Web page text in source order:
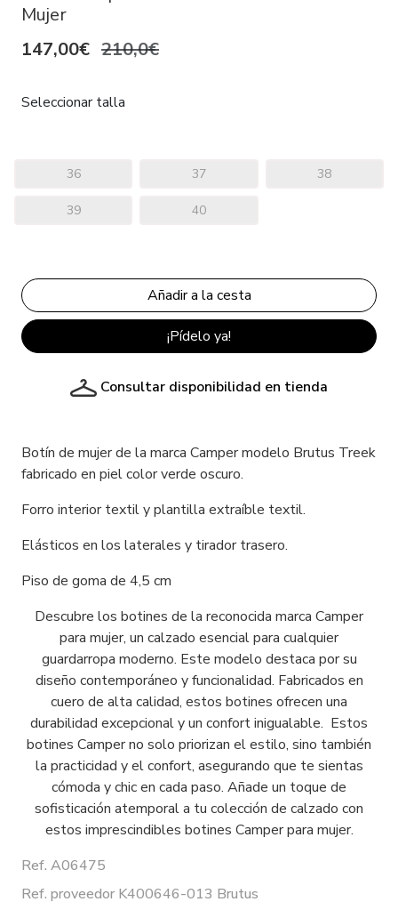
Mujer
147,00€ 210,0€
Seleccionar talla
36 37 38
39 40
¡Pídelo ya!
Consultar disponibilidad en tienda
Botín de mujer de la marca Camper modelo Brutus Treek
fabricado en piel color verde oscuro.
Forro interior textil y plantilla extraíble textil.
Elásticos en los laterales y tirador trasero.
Piso de goma de 4,5 cm
Descubre los botines de la reconocida marca Camper
para mujer, un calzado esencial para cualquier
guardarropa moderno. Este modelo destaca por su
diseño contemporáneo y funcionalidad. Fabricados en
cuero de alta calidad, estos botines ofrecen una
durabilidad excepcional y un confort inigualable. Estos
botines Camper no solo priorizan el estilo, sino también
la practicidad y el confort, asegurando que te sientas
cómoda y chic en cada paso. Añade un toque de
sofisticación atemporal a tu colección de calzado con
estos imprescindibles botines Camper para mujer.
Ref. A06475
Ref. proveedor K400646-013 Brutus